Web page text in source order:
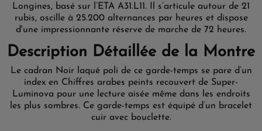
Longines, basé sur l’ETA A31.L11. Il s’articule autour de 21
rubis, oscille à 25.200 alternances par heures et dispose
d'une impressionnante réserve de marche de 72 heures.
Description Détaillée de la Montre
Le cadran Noir laqué poli de ce garde-temps se pare d’un
index en Chiffres arabes peints recouvert de Super-
Luminova pour une lecture aisée même dans les endroits
les plus sombres. Ce garde-temps est équipé d’un bracelet
cuir avec bouclette.